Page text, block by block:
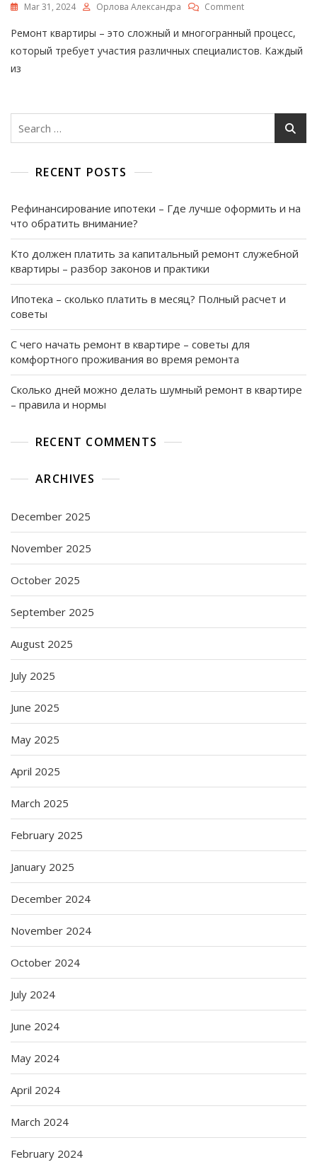
Mar 31, 2024 Орлова Александра CommentOn
Делает
Ремонт
Специалистов
Их
Ремонт квартиры – это сложный и многогранный процесс,
который требует участия различных специалистов. Каждый
из
Search
RECENT POSTS
Рефинансирование ипотеки – Где лучше оформить и на
что обратить внимание?
Кто должен платить за капитальный ремонт служебной
квартиры – разбор законов и практики
Ипотека – сколько платить в месяц? Полный расчет и
советы
С чего начать ремонт в квартире – советы для
комфортного проживания во время ремонта
Сколько дней можно делать шумный ремонт в квартире
– правила и нормы
RECENT COMMENTS
ARCHIVES
December 2025
November 2025
October 2025
September 2025
August 2025
July 2025
June 2025
May 2025
April 2025
March 2025
February 2025
January 2025
December 2024
November 2024
October 2024
July 2024
June 2024
May 2024
April 2024
March 2024
February 2024